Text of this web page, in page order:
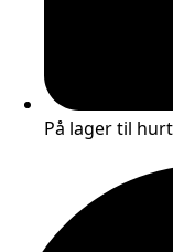
På lager til